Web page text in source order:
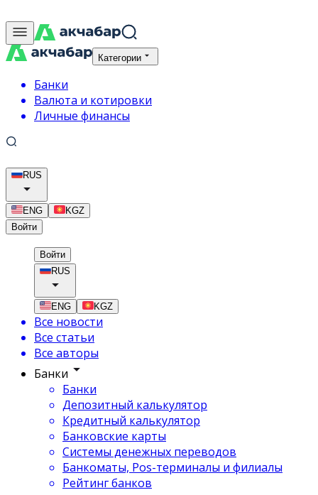
Категории
Банки
Валюта и котировки
Личные финансы
RUS
ENG
KGZ
Войти
Войти
RUS
ENG KGZ
Все новости
Все статьи
Все авторы
Банки
Банки
Депозитный калькулятор
Кредитный калькулятор
Банковские карты
Системы денежных переводов
Банкоматы, Pos-терминалы и филиалы
Рейтинг банков